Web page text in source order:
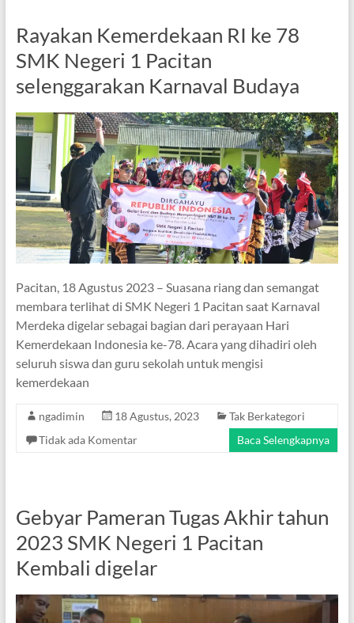
Rayakan Kemerdekaan RI ke 78
SMK Negeri 1 Pacitan
selenggarakan Karnaval Budaya
Pacitan, 18 Agustus 2023 – Suasana riang dan semangat
membara terlihat di SMK Negeri 1 Pacitan saat Karnaval
Merdeka digelar sebagai bagian dari perayaan Hari
Kemerdekaan Indonesia ke-78. Acara yang dihadiri oleh
seluruh siswa dan guru sekolah untuk mengisi
kemerdekaan
ngadimin 18 Agustus, 2023
Tak Berkategori
Tidak ada Komentar
Baca Selengkapnya
Gebyar Pameran Tugas Akhir tahun
2023 SMK Negeri 1 Pacitan
Kembali digelar